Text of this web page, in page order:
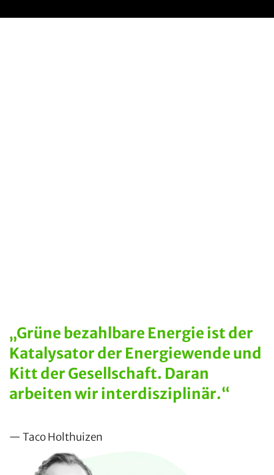
„Grüne bezahlbare Energie ist der
Katalysator der Energiewende und
Kitt der Gesellschaft. Daran
arbeiten wir interdisziplinär.“
— Taco Holthuizen